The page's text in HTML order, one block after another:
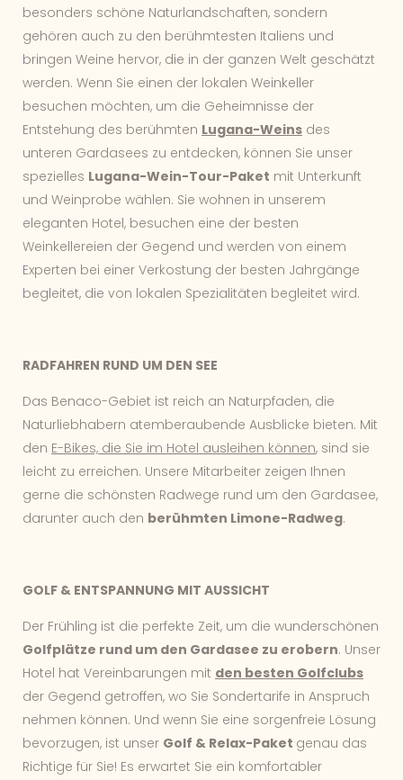
besonders schöne Naturlandschaften, sondern
gehören auch zu den berühmtesten Italiens und
bringen Weine hervor, die in der ganzen Welt geschätzt
werden. Wenn Sie einen der lokalen Weinkeller
besuchen möchten, um die Geheimnisse der
Entstehung des berühmten Lugana-Weins des
unteren Gardasees zu entdecken, können Sie unser
spezielles Lugana-Wein-Tour-Paket mit Unterkunft
und Weinprobe wählen. Sie wohnen in unserem
eleganten Hotel, besuchen eine der besten
Weinkellereien der Gegend und werden von einem
Experten bei einer Verkostung der besten Jahrgänge
begleitet, die von lokalen Spezialitäten begleitet wird.
RADFAHREN RUND UM DEN SEE
Das Benaco-Gebiet ist reich an Naturpfaden, die
Naturliebhabern atemberaubende Ausblicke bieten. Mit
den E-Bikes, die Sie im Hotel ausleihen können, sind sie
leicht zu erreichen. Unsere Mitarbeiter zeigen Ihnen
gerne die schönsten Radwege rund um den Gardasee,
darunter auch den berühmten Limone-Radweg.
GOLF & ENTSPANNUNG MIT AUSSICHT
Der Frühling ist die perfekte Zeit, um die wunderschönen
Golfplätze rund um den Gardasee zu erobern. Unser
Hotel hat Vereinbarungen mit den besten Golfclubs
der Gegend getroffen, wo Sie Sondertarife in Anspruch
nehmen können. Und wenn Sie eine sorgenfreie Lösung
bevorzugen, ist unser Golf & Relax-Paket genau das
Richtige für Sie! Es erwartet Sie ein komfortabler